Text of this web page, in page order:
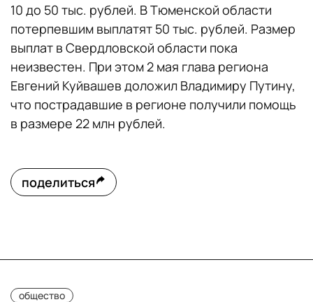
10 до 50 тыс. рублей. В Тюменской области
потерпевшим выплатят 50 тыс. рублей. Размер
выплат в Свердловской области пока
неизвестен. При этом 2 мая глава региона
Евгений Куйвашев доложил Владимиру Путину,
что пострадавшие в регионе получили помощь
в размере 22 млн рублей.
поделиться
общество